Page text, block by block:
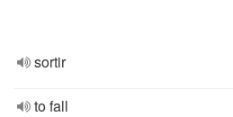
sortir
to fall